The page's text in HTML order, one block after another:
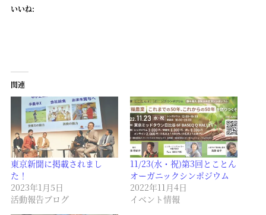
いいね:
関連
東京新聞に掲載されまし
た！
2023年1月5日
活動報告ブログ
11/23(水・祝)第3回とことん
オーガニックシンポジウム
2022年11月4日
イベント情報